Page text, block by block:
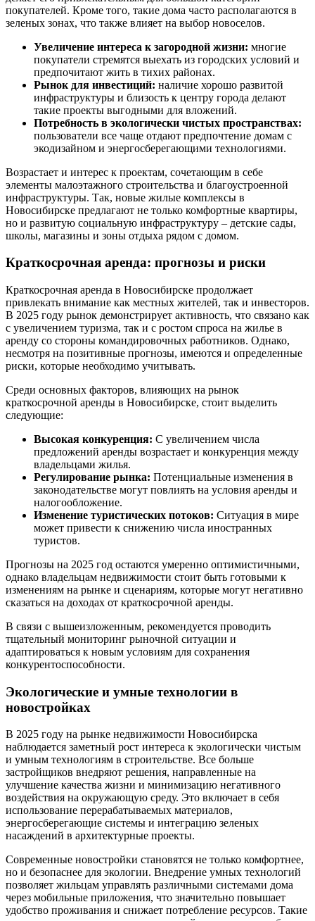
покупателей. Кроме того, такие дома часто располагаются в
зеленых зонах, что также влияет на выбор новоселов.
Увеличение интереса к загородной жизни: многие
покупатели стремятся выехать из городских условий и
предпочитают жить в тихих районах.
Рынок для инвестиций: наличие хорошо развитой
инфраструктуры и близость к центру города делают
такие проекты выгодными для вложений.
Потребность в экологически чистых пространствах:
пользователи все чаще отдают предпочтение домам с
экодизайном и энергосберегающими технологиями.
Возрастает и интерес к проектам, сочетающим в себе
элементы малоэтажного строительства и благоустроенной
инфраструктуры. Так, новые жилые комплексы в
Новосибирске предлагают не только комфортные квартиры,
но и развитую социальную инфраструктуру – детские сады,
школы, магазины и зоны отдыха рядом с домом.
Краткосрочная аренда: прогнозы и риски
Краткосрочная аренда в Новосибирске продолжает
привлекать внимание как местных жителей, так и инвесторов.
В 2025 году рынок демонстрирует активность, что связано как
с увеличением туризма, так и с ростом спроса на жилье в
аренду со стороны командировочных работников. Однако,
несмотря на позитивные прогнозы, имеются и определенные
риски, которые необходимо учитывать.
Среди основных факторов, влияющих на рынок
краткосрочной аренды в Новосибирске, стоит выделить
следующие:
Высокая конкуренция: С увеличением числа
предложений аренды возрастает и конкуренция между
владельцами жилья.
Регулирование рынка: Потенциальные изменения в
законодательстве могут повлиять на условия аренды и
налогообложение.
Изменение туристических потоков: Ситуация в мире
может привести к снижению числа иностранных
туристов.
Прогнозы на 2025 год остаются умеренно оптимистичными,
однако владельцам недвижимости стоит быть готовыми к
изменениям на рынке и сценариям, которые могут негативно
сказаться на доходах от краткосрочной аренды.
В связи с вышеизложенным, рекомендуется проводить
тщательный мониторинг рыночной ситуации и
адаптироваться к новым условиям для сохранения
конкурентоспособности.
Экологические и умные технологии в
новостройках
В 2025 году на рынке недвижимости Новосибирска
наблюдается заметный рост интереса к экологически чистым
и умным технологиям в строительстве. Все больше
застройщиков внедряют решения, направленные на
улучшение качества жизни и минимизацию негативного
воздействия на окружающую среду. Это включает в себя
использование перерабатываемых материалов,
энергосберегающие системы и интеграцию зеленых
насаждений в архитектурные проекты.
Современные новостройки становятся не только комфортнее,
но и безопаснее для экологии. Внедрение умных технологий
позволяет жильцам управлять различными системами дома
через мобильные приложения, что значительно повышает
удобство проживания и снижает потребление ресурсов. Такие